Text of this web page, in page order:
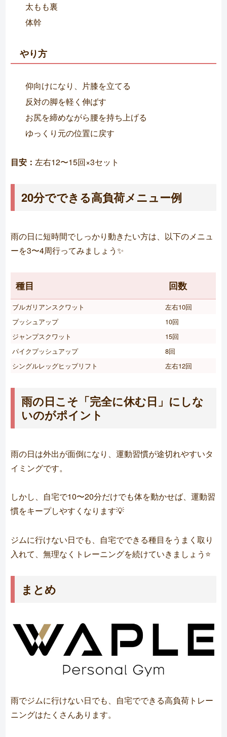
太もも裏
体幹
やり方
仰向けになり、片膝を立てる
反対の脚を軽く伸ばす
お尻を締めながら腰を持ち上げる
ゆっくり元の位置に戻す
目安：左右12〜15回×3セット
20分でできる高負荷メニュー例
雨の日に短時間でしっかり動きたい方は、以下のメニュ
ーを3〜4周行ってみましょう✨
種目 回数
ブルガリアンスクワット
左右10回
プッシュアップ
10回
ジャンプスクワット
15回
パイクプッシュアップ
8回
シングルレッグヒップリフト
左右12回
雨の日こそ「完全に休む日」にしな
いのがポイント
雨の日は外出が面倒になり、運動習慣が途切れやすいタ
イミングです。
しかし、自宅で10〜20分だけでも体を動かせば、運動習
慣をキープしやすくなります💡
ジムに行けない日でも、自宅でできる種目をうまく取り
入れて、無理なくトレーニングを続けていきましょう⭐️
まとめ
雨でジムに行けない日でも、自宅でできる高負荷トレー
ニングはたくさんあります。